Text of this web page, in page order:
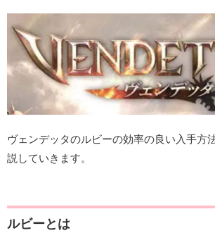
ヴェンデッタのルビーの効率の良い入手方
説していきます。
ルビーとは